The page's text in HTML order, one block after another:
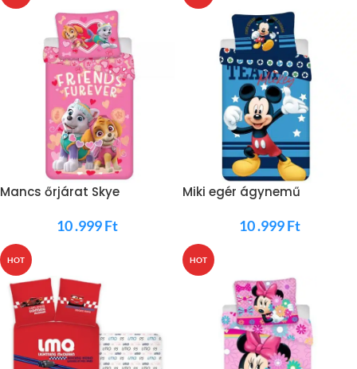
Mancs őrjárat Skye
10 .999Ft
Miki egér ágynemű
10 .999Ft
HOT HOT